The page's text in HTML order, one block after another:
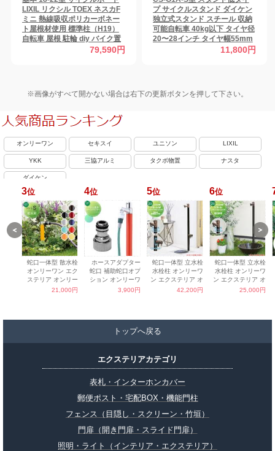
LIXIL リクシル TOEX ネスカF
ミニ 熱線吸収ポリカーボネー
ト屋根材使用 標準柱（H19）
自転車 屋根 駐輪 diy バイク置
き場 【無料★特典対象】79,590円
プ サイクルスタンド ダイケン
独立式スタンド スチール 収納
可能自転車 40kg以下 タイヤ径
20〜28インチ タイヤ幅55mm
以下 ※1台 おしゃれ クール 省
11,800円
※画像がすべて開かない場合は右下の更新ボタンを押して下さい。
トップへ戻る
エクステリアカテゴリ
表札・インターホンカバー
郵便ポスト・宅配BOX・機能門柱
フェンス（目隠し・スクリーン・竹垣）
門扉（開き門扉・スライド門扉）
照明・ライト（インテリア・エクステリア）